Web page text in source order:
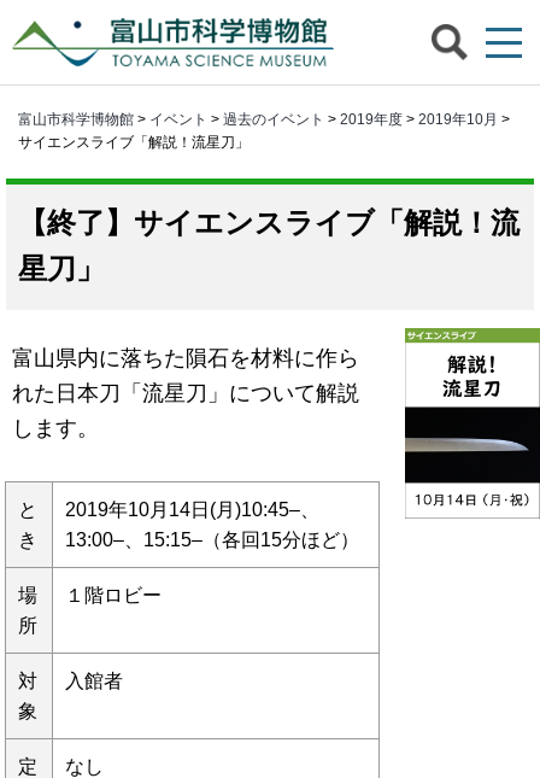
富山市科学博物館 > イベント > 過去のイベント > 2019年度 > 2019年10月 >
サイエンスライブ「解説！流星刀」
サイエンスライブ「解説！流
星刀」
富山県内に落ちた隕石を材料に作ら
れた日本刀「流星刀」について解説
します。
と
き
2019年10月14日(月)10:45–、
13:00–、15:15–（各回15分ほど）
場
所
１階ロビー
対
象
入館者
定
なし